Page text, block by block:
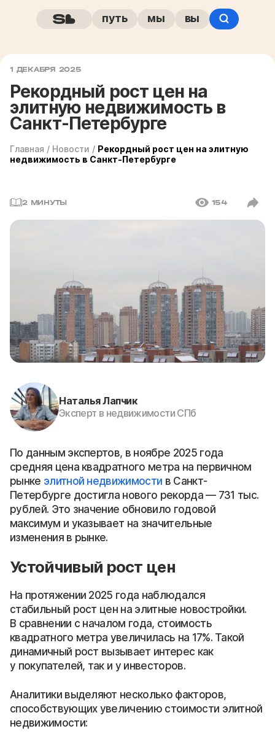
путь мы вы
1 ДЕКАБРЯ 2025
Рекордный рост цен на
элитную недвижимость в
Санкт-Петербурге
Главная / Новости / Рекордный рост цен на элитную
недвижимость в Санкт-Петербурге
2 МИНУТЫ 154
Наталья Лапчик
Эксперт в недвижимости СПб
По данным экспертов, в ноябре 2025 года
средняя цена квадратного метра на первичном
рынке элитной недвижимости в Санкт-
Петербурге достигла нового рекорда — 731 тыс.
рублей. Это значение обновило годовой
максимум и указывает на значительные
изменения в рынке.
Устойчивый рост цен
На протяжении 2025 года наблюдался
стабильный рост цен на элитные новостройки.
В сравнении с началом года, стоимость
квадратного метра увеличилась на 17%. Такой
динамичный рост вызывает интерес как
у покупателей, так и у инвесторов.
Аналитики выделяют несколько факторов,
способствующих увеличению стоимости элитной
недвижимости: